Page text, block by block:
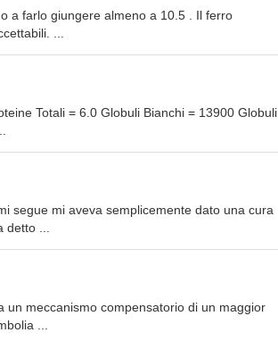
a farlo giungere almeno a 10.5 . Il ferro
...
Totali = 6.0 Globuli Bianchi = 13900 Globuli
segue mi aveva semplicemente dato una cura
...
un meccanismo compensatorio di un maggior
...